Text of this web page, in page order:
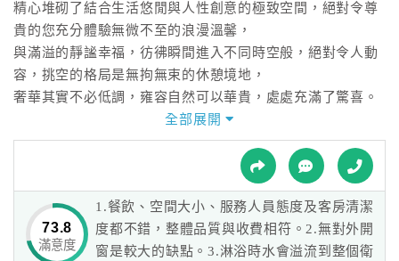
色
民
宿
球
網
精心堆砌了結合生活悠閒與人性創意的極致空間，絕對令尊
貴的您充分體驗無微不至的浪漫溫馨，
與滿溢的靜謐幸福，彷彿瞬間進入不同時空般，絕對令人動
容，挑空的格局是無拘無束的休憩境地，
奢華其實不必低調，雍容自然可以華貴，處處充滿了驚喜。
本館多達30款特殊風格，設計感強烈且多樣，完全能滿足追
搭配採自然不拘素的開放空間浴室，專業充分的SPA設施
（獨立蒸氣室、SPA室、
維琪浴室等）令您重新體驗，享受SPA新美學，溫暖您愛戀
的心。
全部展開
73.8
滿意度
1.餐飲、空間大小、服務人員態度及客房清潔
度都不錯，整體品質與收費相符。2.無對外開
窗是較大的缺點。3.淋浴時水會溢流到整個衛